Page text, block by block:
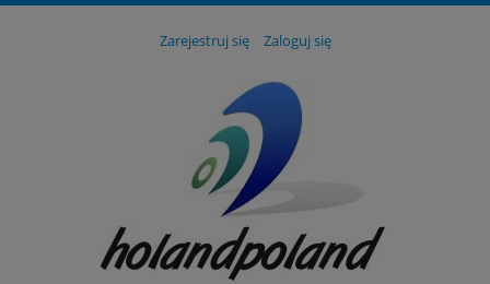
Zarejestruj się Zaloguj się